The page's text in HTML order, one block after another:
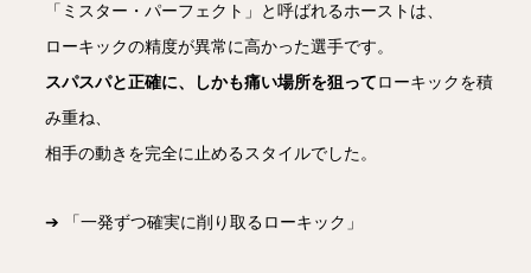
「ミスター・パーフェクト」と呼ばれるホーストは、
ローキックの精度が異常に高かった選手です。
スパスパと正確に、しかも痛い場所を狙ってローキックを積
み重ね、
相手の動きを完全に止めるスタイルでした。
➔ 「一発ずつ確実に削り取るローキック」